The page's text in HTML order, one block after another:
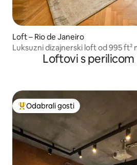
Loft – Rio de Janeiro
Luksuzni dizajnerski loft od 995 ft²
Loftovi s perilicom
Među najviše rangiranima s
Odabrali gosti